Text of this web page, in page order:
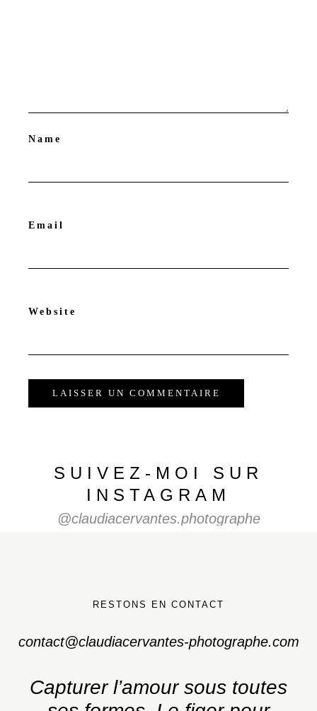
Name
Email
Website
SUIVEZ-MOI SUR
INSTAGRAM
@claudiacervantes.photographe
RESTONS EN CONTACT
contact@claudiacervantes-photographe.com
Capturer l’amour sous toutes